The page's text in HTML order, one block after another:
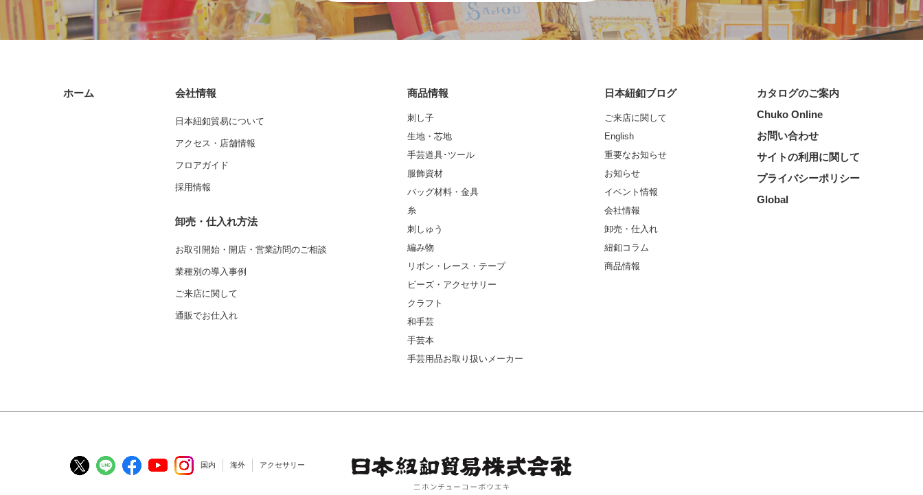
ホーム 会社情報
日本紐釦貿易について
アクセス・店舗情報
フロアガイド
採用情報
卸売・仕入れ方法
お取引開始・開店・営業訪問のご相談
業種別の導入事例
ご来店に関して
通販でお仕入れ
商品情報
刺し子
生地・芯地
手芸道具･ツール
服飾資材
バッグ材料・金具
糸
刺しゅう
編み物
リボン・レース・テープ
ビーズ・アクセサリー
クラフト
和手芸
手芸本
手芸用品お取り扱いメーカー
日本紐釦ブログ
ご来店に関して
English
重要なお知らせ
お知らせ
イベント情報
会社情報
卸売・仕入れ
紐釦コラム
商品情報
カタログのご案内
Chuko Online
お問い合わせ
サイトの利用に関して
プライバシーポリシー
Global
国内 海外 アクセサリー